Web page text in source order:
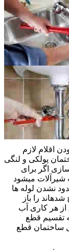
اقلام لازم
پولکی و لنگی
اگر برای
شیرآلات میشود
نشدن لوله ها
را باز
از هر کاری آب
تقسیم قطع
ساختمان قطع